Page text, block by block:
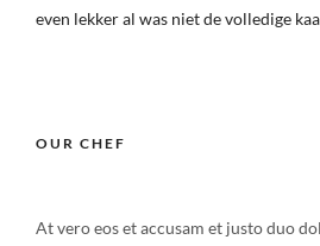
even lekker al was niet de volledige
OUR CHEF
At vero eos et accusam et justo duo